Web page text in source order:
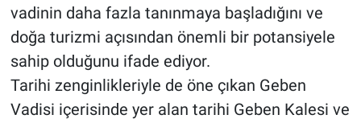
vadinin daha fazla tanınmaya başladığını ve
doğa turizmi açısından önemli bir potansiyele
sahip olduğunu ifade ediyor.
Tarihi zenginlikleriyle de öne çıkan Geben
Vadisi içerisinde yer alan tarihi Geben Kalesi ve